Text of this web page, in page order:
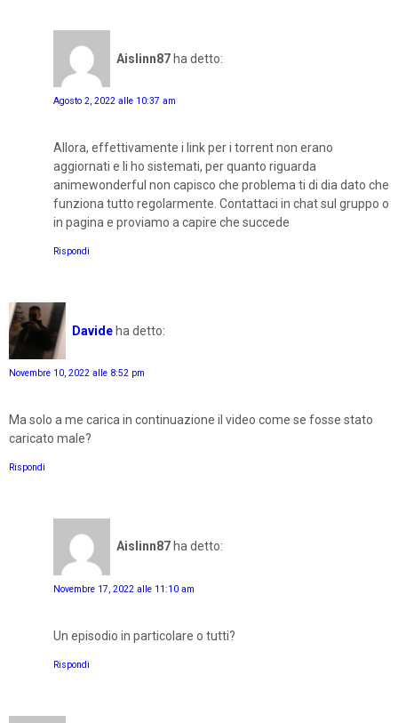
Aislinn87 ha detto:
Agosto 2, 2022 alle 10:37 am
Allora, effettivamente i link per i torrent non erano
aggiornati e li ho sistemati, per quanto riguarda
animewonderful non capisco che problema ti di dia dato che
funziona tutto regolarmente. Contattaci in chat sul gruppo o
in pagina e proviamo a capire che succede
Rispondi
Davideha detto:
Novembre 10, 2022 alle 8:52 pm
Ma solo a me carica in continuazione il video come se fosse stato
caricato male?
Rispondi
Aislinn87 ha detto:
Novembre 17, 2022 alle 11:10 am
Un episodio in particolare o tutti?
Rispondi